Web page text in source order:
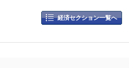
経済セクション一覧へ